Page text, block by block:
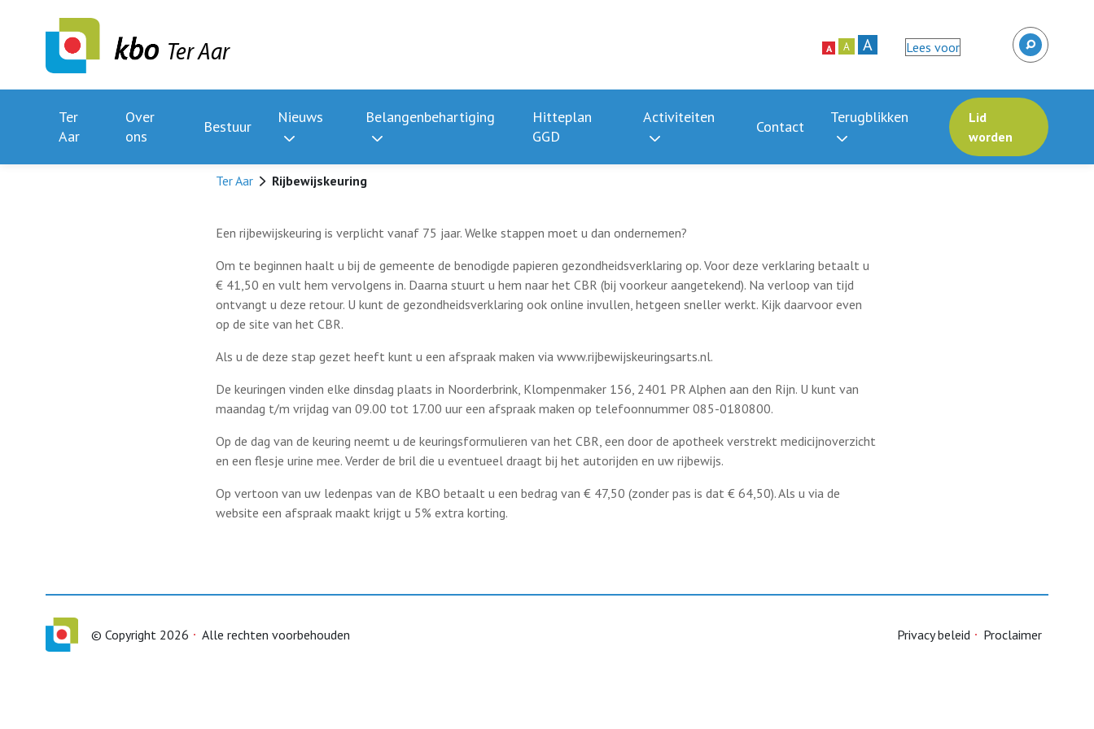
Ter Aar A A A Lees voor
Ter
Aar
Over
ons
Bestuur
Nieuws Belangenbehartiging
Hitteplan
GGD
Activiteiten
Contact
Terugblikken
Lid
worden
Ter Aar Rijbewijskeuring
Een rijbewijskeuring is verplicht vanaf 75 jaar. Welke stappen moet u dan ondernemen?
Om te beginnen haalt u bij de gemeente de benodigde papieren gezondheidsverklaring op. Voor deze verklaring betaalt u
€ 41,50 en vult hem vervolgens in. Daarna stuurt u hem naar het CBR (bij voorkeur aangetekend). Na verloop van tijd
ontvangt u deze retour. U kunt de gezondheidsverklaring ook online invullen, hetgeen sneller werkt. Kijk daarvoor even
op de site van het CBR.
Als u de deze stap gezet heeft kunt u een afspraak maken via www.rijbewijskeuringsarts.nl.
De keuringen vinden elke dinsdag plaats in Noorderbrink, Klompenmaker 156, 2401 PR Alphen aan den Rijn. U kunt van
maandag t/m vrijdag van 09.00 tot 17.00 uur een afspraak maken op telefoonnummer 085-0180800.
Op de dag van de keuring neemt u de keuringsformulieren van het CBR, een door de apotheek verstrekt medicijnoverzicht
en een flesje urine mee. Verder de bril die u eventueel draagt bij het autorijden en uw rijbewijs.
Op vertoon van uw ledenpas van de KBO betaalt u een bedrag van € 47,50 (zonder pas is dat € 64,50). Als u via de
website een afspraak maakt krijgt u 5% extra korting.
© Copyright 2026 Alle rechten voorbehouden Privacy beleid Proclaimer